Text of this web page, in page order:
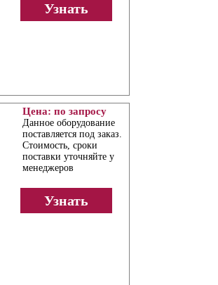
Узнать
Цена: по запросу
Данное оборудование
поставляется под заказ.
Стоимость, сроки
поставки уточняйте у
менеджеров
Узнать